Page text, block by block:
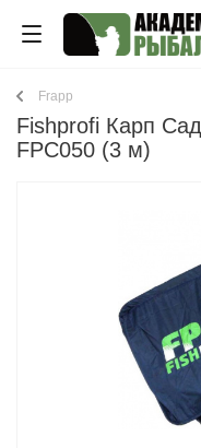
Frapp
Fishprofi Карп
FPC050 (3 м)